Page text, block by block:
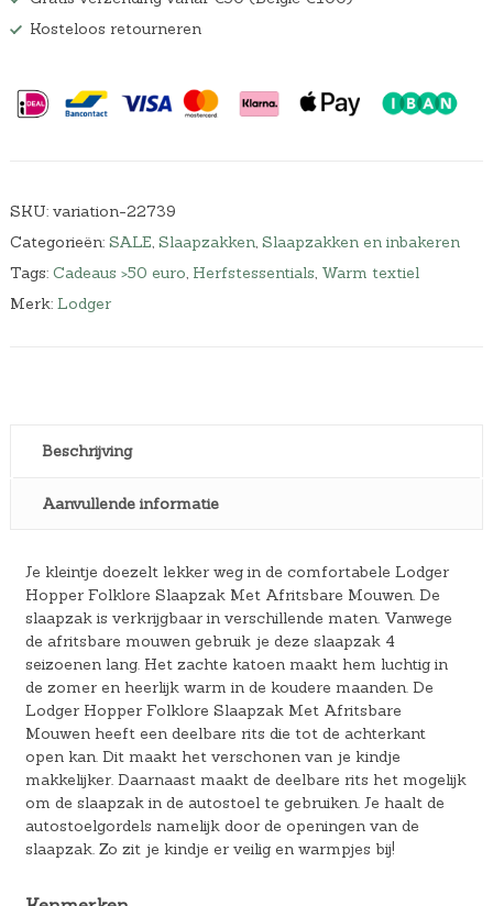
Kosteloos retourneren
SKU: variation-22739
Categorieën: SALE, Slaapzakken, Slaapzakken en inbakeren
Tags: Cadeaus >50 euro, Herfstessentials, Warm textiel
Merk: Lodger
Beschrijving
Aanvullende informatie
Je kleintje doezelt lekker weg in de comfortabele Lodger
Hopper Folklore Slaapzak Met Afritsbare Mouwen. De
slaapzak is verkrijgbaar in verschillende maten. Vanwege
de afritsbare mouwen gebruik je deze slaapzak 4
seizoenen lang. Het zachte katoen maakt hem luchtig in
de zomer en heerlijk warm in de koudere maanden. De
Lodger Hopper Folklore Slaapzak Met Afritsbare
Mouwen heeft een deelbare rits die tot de achterkant
open kan. Dit maakt het verschonen van je kindje
makkelijker. Daarnaast maakt de deelbare rits het mogelijk
om de slaapzak in de autostoel te gebruiken. Je haalt de
autostoelgordels namelijk door de openingen van de
slaapzak. Zo zit je kindje er veilig en warmpjes bij!